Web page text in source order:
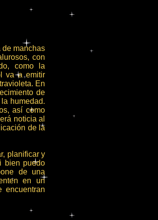
de manchas
con
como la
va a emitir
En
de
humedad.
así como
noticia al
de la
planificar y
bien puedo
de una
en un
encuentran